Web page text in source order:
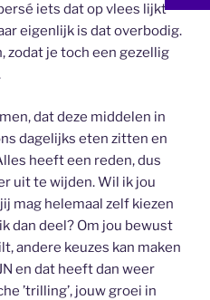
iets dat op vlees lijkt
eigenlijk is dat overbodig.
zodat je toch een gezellig
dat deze middelen in
dagelijks eten zitten en
heeft een reden, dus
uit te wijden. Wil ik jou
mag helemaal zelf kiezen
dan deel? Om jou bewust
andere keuzes kan maken
en dat heeft dan weer
’trilling’, jouw groei in